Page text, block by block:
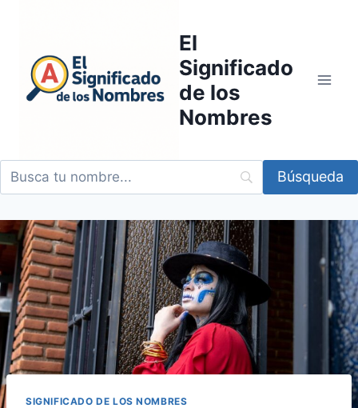
contenido
El
Significado
de los
Nombres
SIGNIFICADO DE LOS NOMBRES